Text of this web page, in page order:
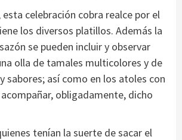
esta celebración cobra realce por el
los diversos platillos. Además la
se pueden incluir y observar
olla de tamales multicolores y de
sabores; así como en los atoles con
obligadamente, dicho
tenían la suerte de sacar el